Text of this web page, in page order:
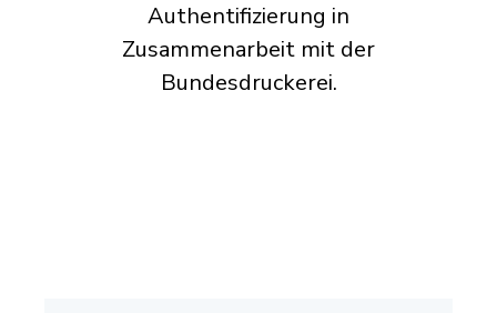
Authentifizierung in
Zusammenarbeit mit der
Bundesdruckerei.